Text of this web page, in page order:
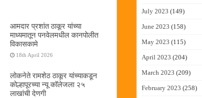
आमदार प्रशांत ठाकूर यांच्या
माध्यमातून पनवेलमधील कानपोलीत
विकासकामे
18th April 2026
लोकनेते रामशेठ ठाकूर यांच्याकडून
कोल्हापूरच्या न्यू कॉलेजला २५
लाखांची देणगी
July 2023 (149)
June 2023 (158)
May 2023 (115)
April 2023 (204)
March 2023 (209)
February 2023 (258)